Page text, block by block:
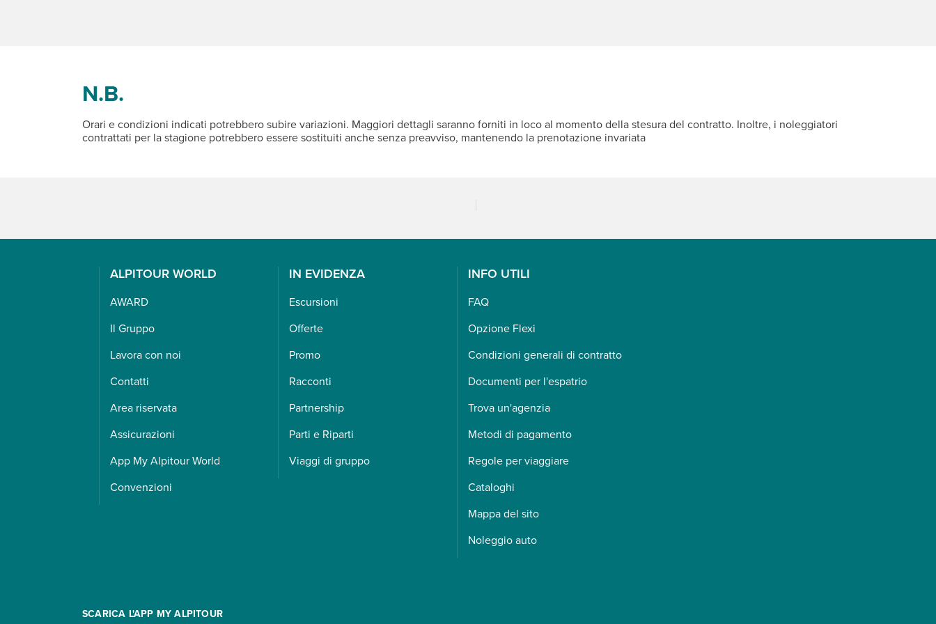
N.B.
Orari e condizioni indicati potrebbero subire variazioni. Maggiori dettagli saranno forniti in loco al momento della stesura del contratto. Inoltre, i noleggiatori
contrattati per la stagione potrebbero essere sostituiti anche senza preavviso, mantenendo la prenotazione invariata
ALPITOUR WORLD
AWARD
Il Gruppo
Lavora con noi
Contatti
Area riservata
Assicurazioni
App My Alpitour World
Convenzioni
IN EVIDENZA
Escursioni
Offerte
Promo
Racconti
Partnership
Parti e Riparti
Viaggi di gruppo
INFO UTILI
FAQ
Opzione Flexi
Condizioni generali di contratto
Documenti per l'espatrio
Trova un'agenzia
Metodi di pagamento
Regole per viaggiare
Cataloghi
Mappa del sito
Noleggio auto
SCARICA L'APP MY ALPITOUR